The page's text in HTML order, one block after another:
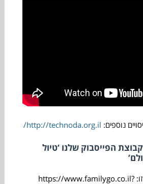
נוספים: http://technoda.org.il/
הפייסבוק שלנו ‘טיול
כתובת מקוצרת לכתבה זו: https://www.familygo.co.il?